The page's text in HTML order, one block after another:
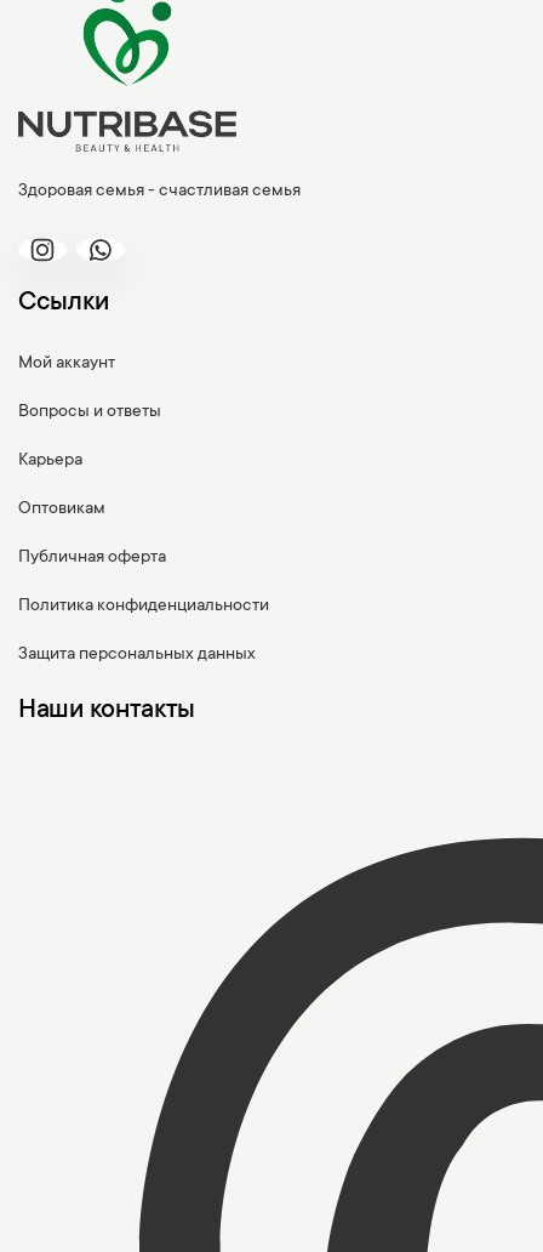
Здоровая семья - счастливая семья
Ссылки
Мой аккаунт
Вопросы и ответы
Карьера
Оптовикам
Публичная оферта
Политика конфиденциальности
Защита персональных данных
Наши контакты